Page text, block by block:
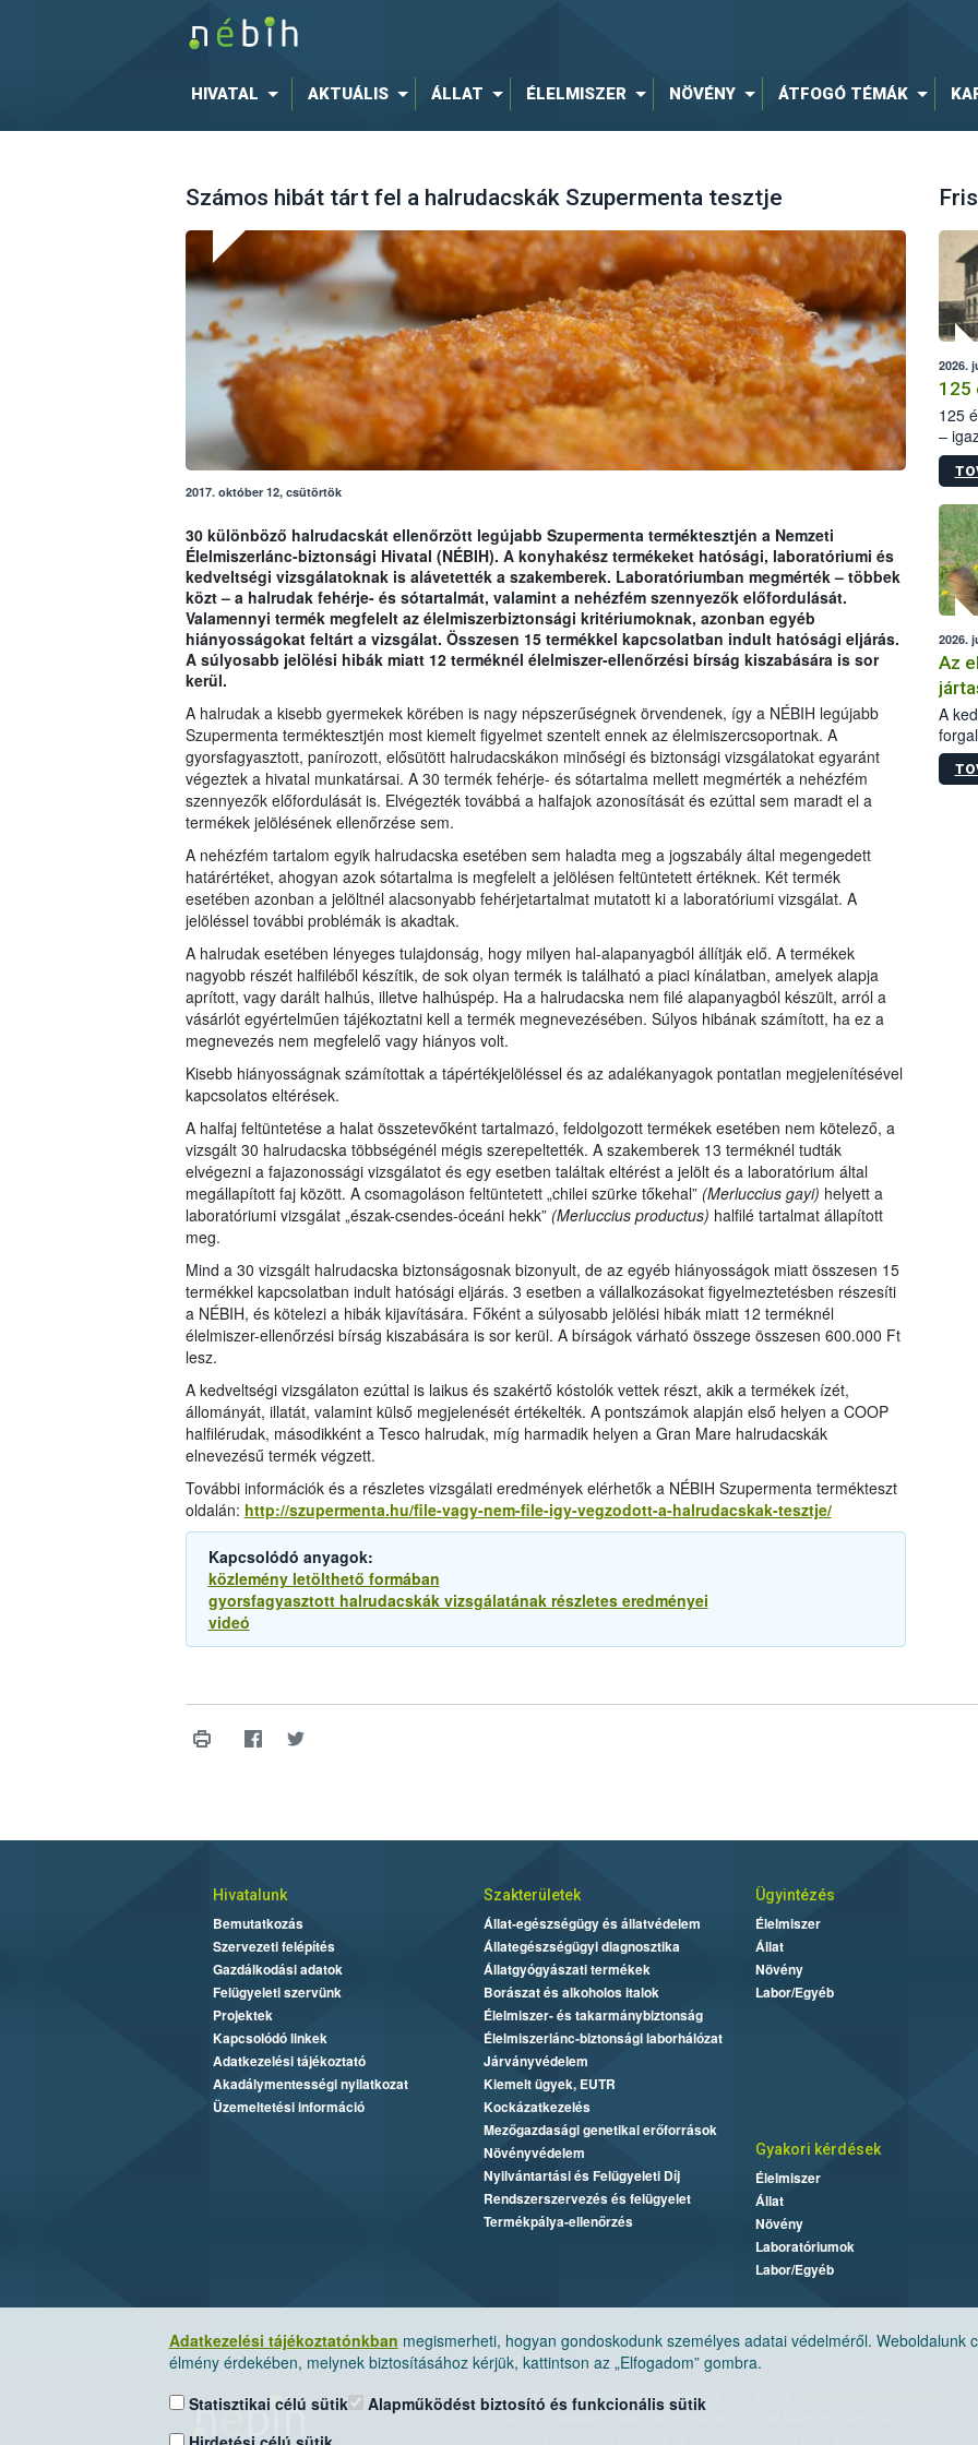
HIVATAL AKTUÁLIS ÁLLAT ÉLELMISZER NÖVÉNY ÁTFOGÓ TÉMÁK
Számos hibát tárt fel a halrudacskák Szupermenta tesztje
2017. október 12, csütörtök
30 különböző halrudacskát ellenőrzött legújabb Szupermenta terméktesztjén a Nemzeti
Élelmiszerlánc-biztonsági Hivatal (NÉBIH). A konyhakész termékeket hatósági, laboratóriumi és
kedveltségi vizsgálatoknak is alávetették a szakemberek. Laboratóriumban megmérték – többek
közt – a halrudak fehérje- és sótartalmát, valamint a nehézfém szennyezők előfordulását.
Valamennyi termék megfelelt az élelmiszerbiztonsági kritériumoknak, azonban egyéb
hiányosságokat feltárt a vizsgálat. Összesen 15 termékkel kapcsolatban indult hatósági eljárás.
A súlyosabb jelölési hibák miatt 12 terméknél élelmiszer-ellenőrzési bírság kiszabására is sor
kerül.
A halrudak a kisebb gyermekek körében is nagy népszerűségnek örvendenek, így a NÉBIH legújabb
Szupermenta terméktesztjén most kiemelt figyelmet szentelt ennek az élelmiszercsoportnak. A
gyorsfagyasztott, panírozott, elősütött halrudacskákon minőségi és biztonsági vizsgálatokat egyaránt
végeztek a hivatal munkatársai. A 30 termék fehérje- és sótartalma mellett megmérték a nehézfém
szennyezők előfordulását is. Elvégezték továbbá a halfajok azonosítását és ezúttal sem maradt el a
termékek jelölésének ellenőrzése sem.
A nehézfém tartalom egyik halrudacska esetében sem haladta meg a jogszabály által megengedett
határértéket, ahogyan azok sótartalma is megfelelt a jelölésen feltüntetett értéknek. Két termék
esetében azonban a jelöltnél alacsonyabb fehérjetartalmat mutatott ki a laboratóriumi vizsgálat. A
jelöléssel további problémák is akadtak.
A halrudak esetében lényeges tulajdonság, hogy milyen hal-alapanyagból állítják elő. A termékek
nagyobb részét halfiléből készítik, de sok olyan termék is található a piaci kínálatban, amelyek alapja
aprított, vagy darált halhús, illetve halhúspép. Ha a halrudacska nem filé alapanyagból készült, arról a
vásárlót egyértelműen tájékoztatni kell a termék megnevezésében. Súlyos hibának számított, ha ez a
megnevezés nem megfelelő vagy hiányos volt.
Kisebb hiányosságnak számítottak a tápértékjelöléssel és az adalékanyagok pontatlan megjelenítésével
kapcsolatos eltérések.
A halfaj feltüntetése a halat összetevőként tartalmazó, feldolgozott termékek esetében nem kötelező, a
vizsgált 30 halrudacska többségénél mégis szerepeltették. A szakemberek 13 terméknél tudták
elvégezni a fajazonossági vizsgálatot és egy esetben találtak eltérést a jelölt és a laboratórium által
megállapított faj között. A csomagoláson feltüntetett „chilei szürke tőkehal” (Merluccius gayi) helyett a
laboratóriumi vizsgálat „észak-csendes-óceáni hekk” (Merluccius productus) halfilé tartalmat állapított
meg.
Mind a 30 vizsgált halrudacska biztonságosnak bizonyult, de az egyéb hiányosságok miatt összesen 15
termékkel kapcsolatban indult hatósági eljárás. 3 esetben a vállalkozásokat figyelmeztetésben részesíti
a NÉBIH, és kötelezi a hibák kijavítására. Főként a súlyosabb jelölési hibák miatt 12 terméknél
élelmiszer-ellenőrzési bírság kiszabására is sor kerül. A bírságok várható összege összesen 600.000 Ft
lesz.
A kedveltségi vizsgálaton ezúttal is laikus és szakértő kóstolók vettek részt, akik a termékek ízét,
állományát, illatát, valamint külső megjelenését értékelték. A pontszámok alapján első helyen a COOP
halfilérudak, másodikként a Tesco halrudak, míg harmadik helyen a Gran Mare halrudacskák
elnevezésű termék végzett.
További információk és a részletes vizsgálati eredmények elérhetők a NÉBIH Szupermenta termékteszt
oldalán: http://szupermenta.hu/file-vagy-nem-file-igy-vegzodott-a-halrudacskak-tesztje/
Kapcsolódó anyagok:
közlemény letölthető formában
gyorsfagyasztott halrudacskák vizsgálatának részletes eredményei
videó
2026.
125
125
–
15.
2026.
Az
A
Adatkezelési tájékoztatónkban megismerheti, hogyan gondoskodunk személyes adatai védelméről. Weboldalunk
élmény érdekében, melynek biztosításához kérjük, kattintson az „Elfogadom” gombra.
Statisztikai célú sütik
Alapműködést biztosító és funkcionális sütik
Hivatalunk
Bemutatkozás
Szervezeti felépítés
Gazdálkodási adatok
Felügyeleti szervünk
Projektek
Kapcsolódó linkek
Adatkezelési tájékoztató
Akadálymentességi nyilatkozat
Üzemeltetési információ
Szakterületek
Állat-egészségügy és állatvédelem
Állategészségügyi diagnosztika
Állatgyógyászati termékek
Borászat és alkoholos italok
Élelmiszer- és takarmánybiztonság
Élelmiszerlánc-biztonsági laborhálózat
Járványvédelem
Kiemelt ügyek, EUTR
Kockázatkezelés
Mezőgazdasági genetikai erőforrások
Növényvédelem
Nyilvántartási és Felügyeleti Díj
Rendszerszervezés és felügyelet
Termékpálya-ellenőrzés
Ügyintézés
Élelmiszer
Állat
Növény
Labor/Egyéb
Gyakori kérdések
Élelmiszer
Állat
Növény
Laboratóriumok
Labor/Egyéb
Nemzeti Élelmiszerlánc-biztonsági Hivatal